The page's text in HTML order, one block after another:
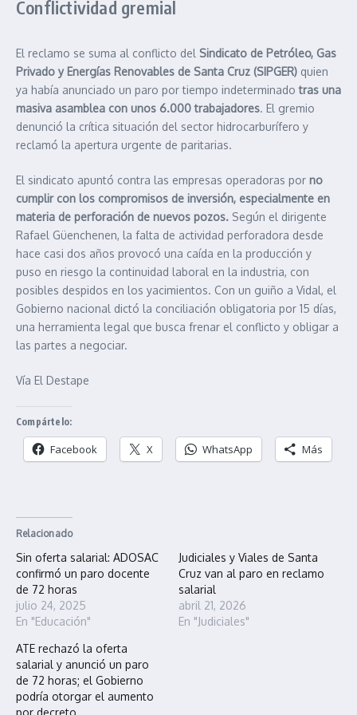
Conflictividad gremial
El reclamo se suma al conflicto del Sindicato de Petróleo, Gas
Privado y Energías Renovables de Santa Cruz (SIPGER) quien
ya había anunciado un paro por tiempo indeterminado tras una
masiva asamblea con unos 6.000 trabajadores. El gremio
denunció la crítica situación del sector hidrocarburífero y
reclamó la apertura urgente de paritarias.
El sindicato apuntó contra las empresas operadoras por no
cumplir con los compromisos de inversión, especialmente en
materia de perforación de nuevos pozos. Según el dirigente
Rafael Güenchenen, la falta de actividad perforadora desde
hace casi dos años provocó una caída en la producción y
puso en riesgo la continuidad laboral en la industria, con
posibles despidos en los yacimientos. Con un guiño a Vidal, el
Gobierno nacional dictó la conciliación obligatoria por 15 días,
una herramienta legal que busca frenar el conflicto y obligar a
las partes a negociar.
Vía El Destape
Compártelo:
Facebook X WhatsApp Más
Relacionado
Sin oferta salarial: ADOSAC
confirmó un paro docente
de 72 horas
julio 24, 2025
En "Educación"
Judiciales y Viales de Santa
Cruz van al paro en reclamo
salarial
abril 21, 2026
En "Judiciales"
ATE rechazó la oferta
salarial y anunció un paro
de 72 horas; el Gobierno
podría otorgar el aumento
por decreto